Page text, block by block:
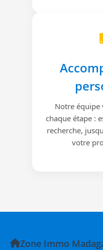
Notre équipe
chaque étape :
recherche,
votre
Zone Immo